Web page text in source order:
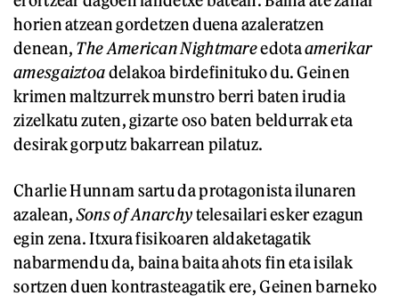
horien atzean gordetzen duena azaleratzen
denean, The American Nightmareedotaamerikar
amesgaiztoadelakoa birdefinituko du. Geinen
krimen maltzurrek munstro berri baten irudia
zizelkatu zuten, gizarte oso baten beldurrak eta
desirak gorputz bakarrean pilatuz.
Charlie Hunnam sartu da protagonista ilunaren
azalean,Sons of Anarchytelesailari esker ezagun
egin zena. Itxura fisikoaren aldaketagatik
nabarmendu da, baina baita ahots fin eta isilak
sortzen duen kontrasteagatik ere, Geinen barneko